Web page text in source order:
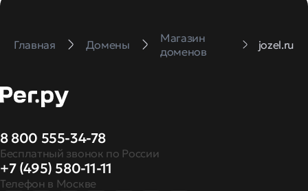
Главная Домены
Магазин
доменов
jozel.ru
8 800 555-34-78
Бесплатный звонок по России
+7 (495) 580-11-11
Телефон в Москве